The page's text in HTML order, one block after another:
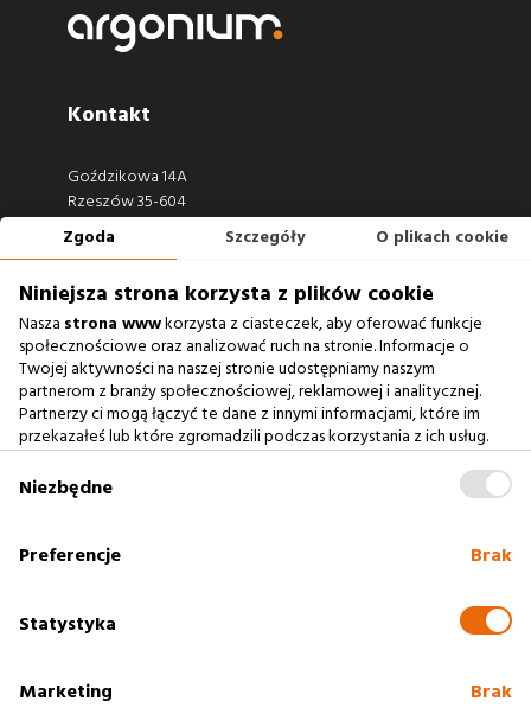
Kontakt
Goździkowa 14A
Rzeszów 35-604
Zobacz również
Agencja Interaktywna
Baza Wiedzy
Polityka cookies
Zgoda Szczegóły O plikach cookie
Niniejsza strona korzysta z plików cookie
Nasza strona wwwkorzysta z ciasteczek, aby oferować funkcje
społecznościowe oraz analizować ruch na stronie. Informacje o
Twojej aktywności na naszej stronie udostępniamy naszym
partnerom z branży społecznościowej, reklamowej i analitycznej.
Partnerzy ci mogą łączyć te dane z innymi informacjami, które im
przekazałeś lub które zgromadzili podczas korzystania z ich usług.
na prawidłowe działanie serwisu
Niezbędne
Preferencje Brak
Statystyka
Marketing Brak